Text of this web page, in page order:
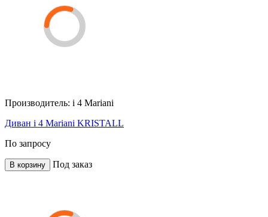
Производитель: i 4 Mariani
Диван i 4 Mariani KRISTALL
По запросу
В корзину Под заказ